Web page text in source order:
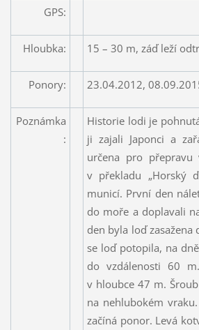
GPS:
Hloubka: 15 – 30 m, záď leží
Ponory: 23.04.2012,
Poznámka
:
Historie lodi je
ji zajali Japonci a
určena pro přepravu
v překladu „Horský
municí. První den
do moře a doplavali
den byla loď
se loď potopila, na
do vzdálenosti 60
v hloubce 47 m.
na nehlubokém
začíná ponor. Levá